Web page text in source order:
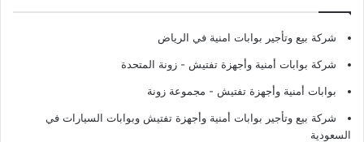
شركة بيع وتأجير بوابات امنية في الرياض
شركة بوابات أمنية وأجهزة تفتيش - زونة المتحدة
بوابات أمنية وأجهزة تفتيش - مجموعة زونة
شركة بيع وتأجير بوابات أمنية وأجهزة تفتيش وبوابات السيارات في
السعودية